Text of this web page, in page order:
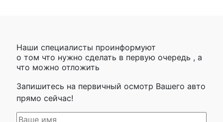
Наши специалисты проинформуют
о том что нужно сделать в первую очередь , а
что можно отложить
Запишитесь на первичный осмотр Вашего авто
прямо сейчас!